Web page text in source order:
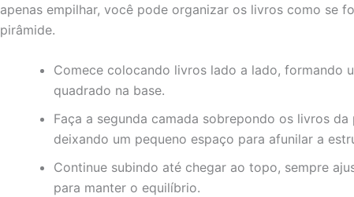
apenas empilhar, você pode organizar os livros como se
pirâmide.
Comece colocando livros lado a lado, formando
quadrado na base.
Faça a segunda camada sobrepondo os livros
deixando um pequeno espaço para afunilar a
Continue subindo até chegar ao topo, sempre
para manter o equilíbrio.